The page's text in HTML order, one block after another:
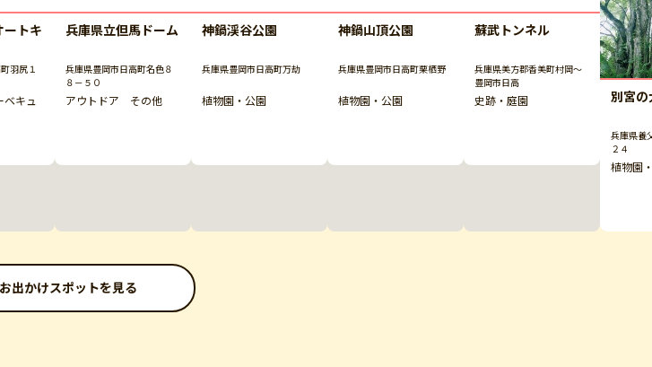
ートキ
羽尻１
キュ
兵庫県立但馬ドーム
兵庫県豊岡市日高町名色８
８－５０
アウトドア その他
神鍋渓谷公園
兵庫県豊岡市日高町万劫
植物園・公園
神鍋山頂公園
兵庫県豊岡市日高町栗栖野
植物園・公園
蘇武トンネル
兵庫県美方郡香美町村岡～
豊岡市日高
史跡・庭園 別宮
兵庫県養
２４
植物園
出かけスポットを見る